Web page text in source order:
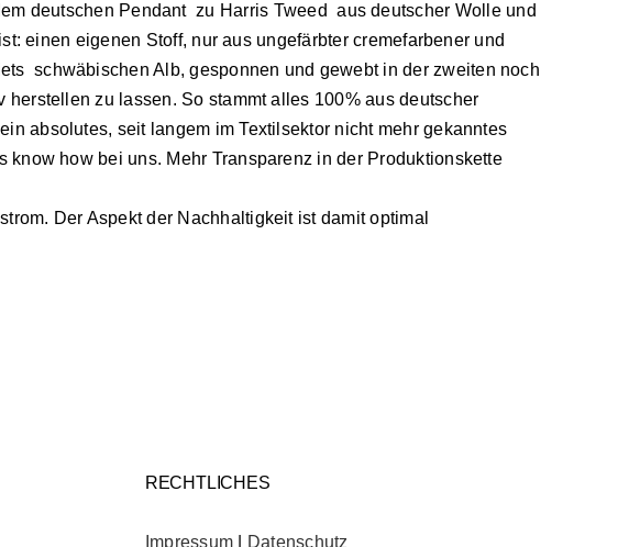
deutschen Pendant zu Harris Tweed aus deutscher Wolle und
einen eigenen Stoff, nur aus ungefärbter cremefarbener und
schwäbischen Alb, gesponnen und gewebt in der zweiten noch
zu lassen. So stammt alles 100% aus deutscher
absolutes, seit langem im Textilsektor nicht mehr gekanntes
how bei uns. Mehr Transparenz in der Produktionskette
Der Aspekt der Nachhaltigkeit ist damit optimal
RECHTLICHES
Impressum Datenschutz